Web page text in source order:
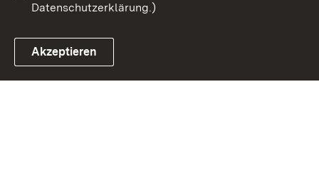
Datenschutzerklärung.)
Akzeptieren